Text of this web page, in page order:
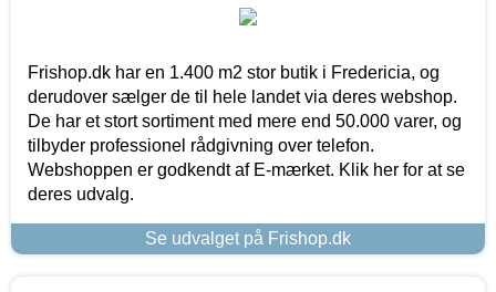
Frishop.dk har en 1.400 m2 stor butik i Fredericia, og
derudover sælger de til hele landet via deres webshop.
De har et stort sortiment med mere end 50.000 varer, og
tilbyder professionel rådgivning over telefon.
Webshoppen er godkendt af E-mærket. Klik her for at se
deres udvalg.
Se udvalget på Frishop.dk